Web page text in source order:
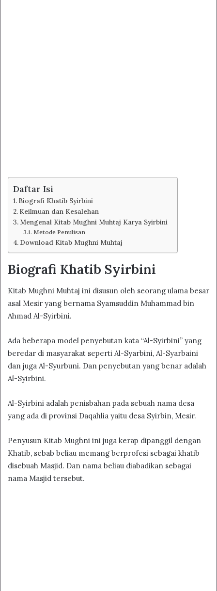
Daftar Isi
Biografi Khatib Syirbini
Keilmuan dan Kesalehan
Mengenal Kitab Mughni Muhtaj Karya Syirbini
Metode Penulisan
Download Kitab Mughni Muhtaj
Biografi Khatib Syirbini
Kitab Mughni Muhtaj ini disusun oleh seorang ulama besar
asal Mesir yang bernama Syamsuddin Muhammad bin
Ahmad Al-Syirbini.
Ada beberapa model penyebutan kata “Al-Syirbini” yang
beredar di masyarakat seperti Al-Syarbini, Al-Syarbaini
dan juga Al-Syurbuni. Dan penyebutan yang benar adalah
Al-Syirbini.
Al-Syirbini adalah penisbahan pada sebuah nama desa
yang ada di provinsi Daqahlia yaitu desa Syirbin, Mesir.
Penyusun Kitab Mughni ini juga kerap dipanggil dengan
Khatib, sebab beliau memang berprofesi sebagai khatib
disebuah Masjid. Dan nama beliau diabadikan sebagai
nama Masjid tersebut.